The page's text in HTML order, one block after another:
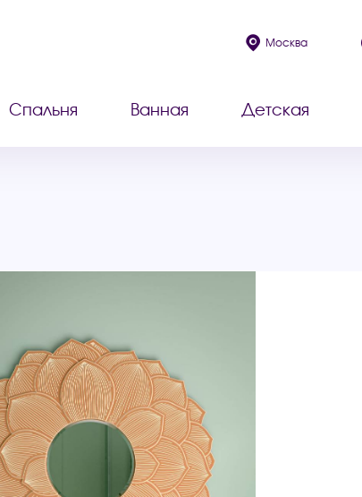
Москва
Спальня Ванная Детская